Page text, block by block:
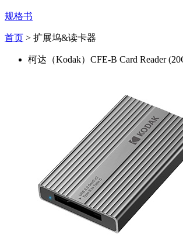
规格书
首页 > 扩展坞&读卡器
柯达（Kodak）CFE-B Card Reader